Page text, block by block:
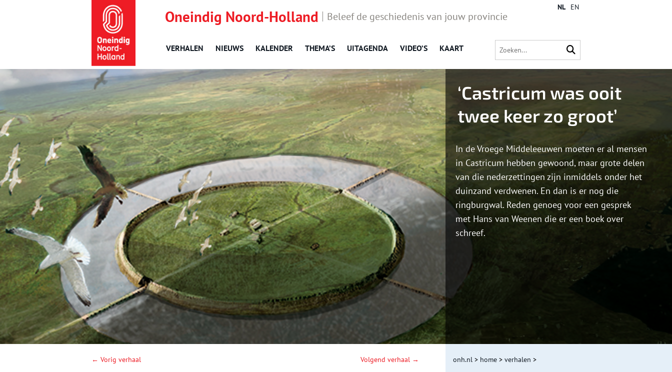
Oneindig Noord-Holland Beleef de geschiedenis van jouw provincie
VERHALEN NIEUWS KALENDER THEMA’S UITAGENDA VIDEO’S KAART
NL EN
‘Castricum was ooit
twee keer zo groot’
In de Vroege Middeleeuwen moeten er al mensen
in Castricum hebben gewoond, maar grote delen
van die nederzettingen zijn inmiddels onder het
duinzand verdwenen. En dan is er nog die
ringburgwal. Reden genoeg voor een gesprek
met Hans van Weenen die er een boek over
schreef.
← Vorig verhaal Volgend verhaal → onh.nl > home > verhalen >